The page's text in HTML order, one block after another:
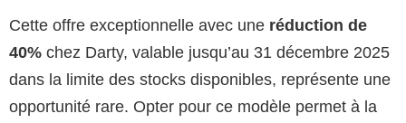
Cette offre exceptionnelle avec une réduction de
40% chez Darty, valable jusqu’au 31 décembre 2025
dans la limite des stocks disponibles, représente une
opportunité rare. Opter pour ce modèle permet à la